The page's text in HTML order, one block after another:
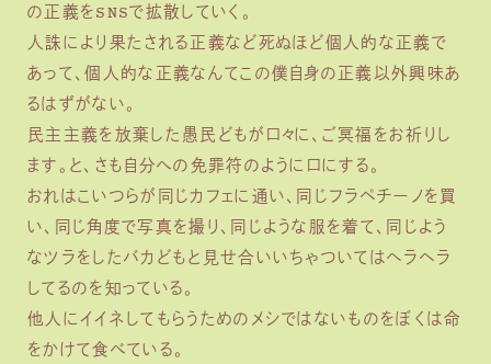
の正義をSNSで拡散していく。
人誅により果たされる正義など死ぬほど個人的な正義で
あって、個人的な正義なんてこの僕自身の正義以外興味あ
るはずがない。
民主主義を放棄した愚民どもが口々に、ご冥福をお祈りし
ます。と、さも自分への免罪符のように口にする。
おれはこいつらが同じカフェに通い、同じフラペチーノを買
い、同じ角度で写真を撮り、同じような服を着て、同じよう
なツラをしたバカどもと見せ合いいちゃついてはヘラヘラ
してるのを知っている。
他人にイイネしてもらうためのメシではないものをぼくは命
をかけて食べている。